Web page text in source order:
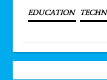
EDUCATION